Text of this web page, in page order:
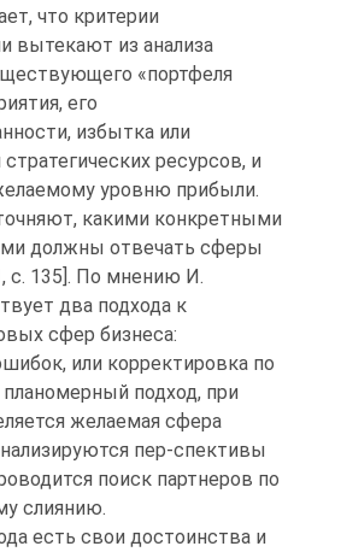
что критерии
вытекают из анализа
«портфеля
его
избытка или
ресурсов, и
уровню прибыли.
какими конкретными
должны отвечать сферы
с. 135]. По мнению И.
два подхода к
сфер бизнеса:
или корректировка по
планомерный подход, при
желаемая сфера
пер-спективы
поиск партнеров по
слиянию.
есть свои достоинства и